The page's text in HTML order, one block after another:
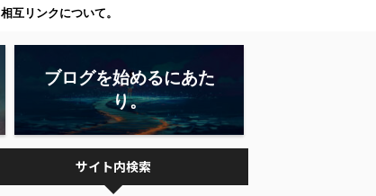
相互リンクについて。
ブログを始めるにあた
り。
サイト内検索